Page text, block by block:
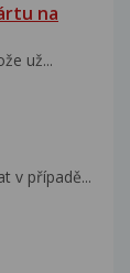
na
už...
v případě...